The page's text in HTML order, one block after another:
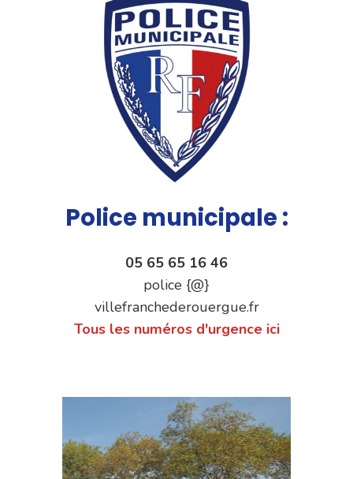
Police municipale :
05 65 65 16 46
police {@}
villefranchederouergue.fr
Tous les numéros d'urgence ici